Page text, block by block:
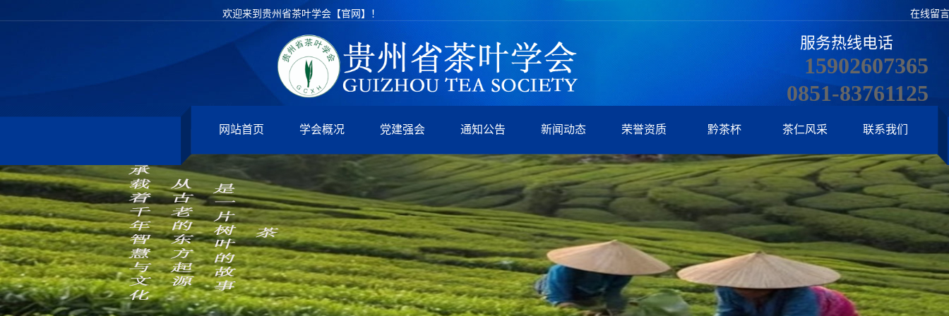
欢迎来到贵州省茶叶学会【官网】！ 在线留言
服务热线电话
15902607365
0851-83761125
网站首页 学会概况 党建强会 通知公告 新闻动态 荣誉资质 黔茶杯 茶仁风采 联系我们